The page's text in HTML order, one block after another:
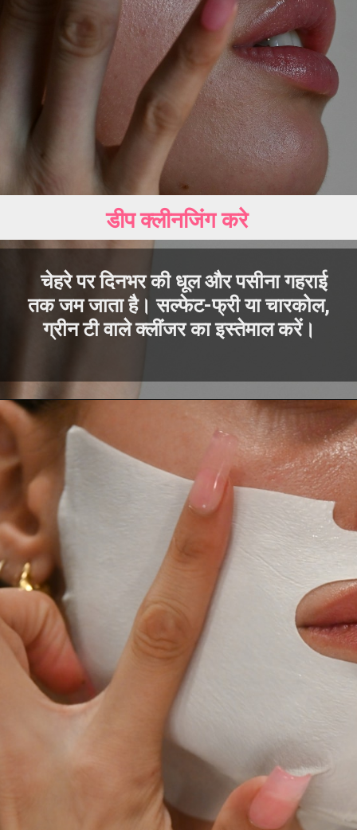
डीप क्लीनजिंग करे
चेहरे पर दिनभर की धूल और पसीना गहराई
तक जम जाता है। सल्फेट-फ्री या चारकोल,
ग्रीन टी वाले क्लींजर का इस्तेमाल करें।